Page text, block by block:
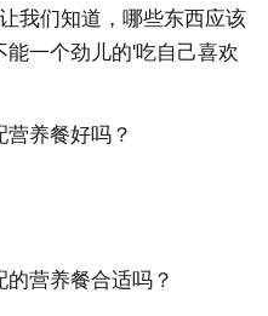
我们知道，哪些东西应该
一个劲儿的'吃自己喜欢
养餐好吗？
营养餐合适吗？